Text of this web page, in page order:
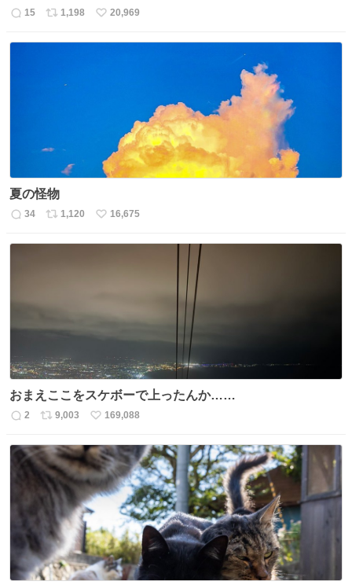
返
15
リ
1,198
い
20,969
夏の怪物
返
34
リ
1,120
い
16,675
おまえここをスケボーで上ったんか……
返
数
2
リ
ス
ト
数
9,003
い
ね
数
169,088